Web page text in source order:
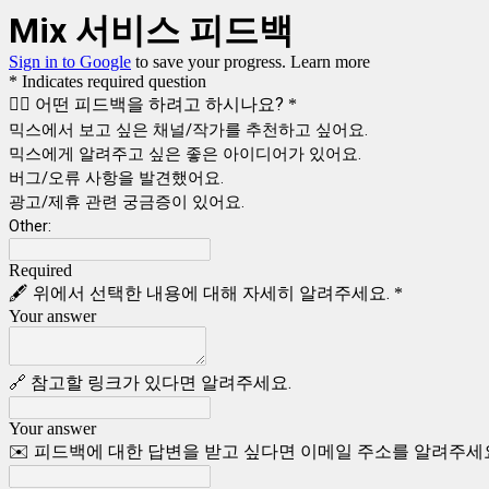
Mix 서비스 피드백
Sign in to Google to save your progress. Learn more
* Indicates required question
🙋‍♀️ 어떤 피드백을 하려고 하시나요? *
믹스에서 보고 싶은 채널/작가를 추천하고 싶어요.
믹스에게 알려주고 싶은 좋은 아이디어가 있어요.
버그/오류 사항을 발견했어요.
광고/제휴 관련 궁금증이 있어요.
Other:
Required
🖋️ 위에서 선택한 내용에 대해 자세히 알려주세요. *
Your answer
🔗 참고할 링크가 있다면 알려주세요.
Your answer
✉️ 피드백에 대한 답변을 받고 싶다면 이메일 주소를 알려주세